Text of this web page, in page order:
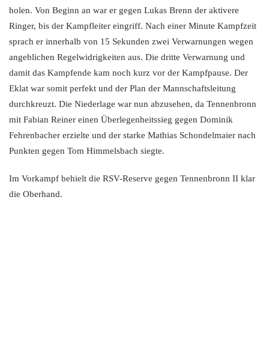
holen. Von Beginn an war er gegen Lukas Brenn der aktivere
Ringer, bis der Kampfleiter eingriff. Nach einer Minute Kampfzeit
sprach er innerhalb von 15 Sekunden zwei Verwarnungen wegen
angeblichen Regelwidrigkeiten aus. Die dritte Verwarnung und
damit das Kampfende kam noch kurz vor der Kampfpause. Der
Eklat war somit perfekt und der Plan der Mannschaftsleitung
durchkreuzt. Die Niederlage war nun abzusehen, da Tennenbronn
mit Fabian Reiner einen Überlegenheitssieg gegen Dominik
Fehrenbacher erzielte und der starke Mathias Schondelmaier nach
Punkten gegen Tom Himmelsbach siegte.
Im Vorkampf behielt die RSV-Reserve gegen Tennenbronn II klar
die Oberhand.